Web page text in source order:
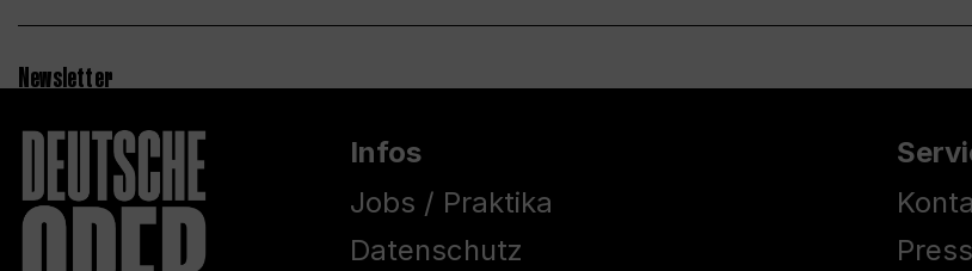
Newsletter
Infos
Jobs / Praktika
Datenschutz